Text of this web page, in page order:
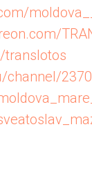
translotos
channel/